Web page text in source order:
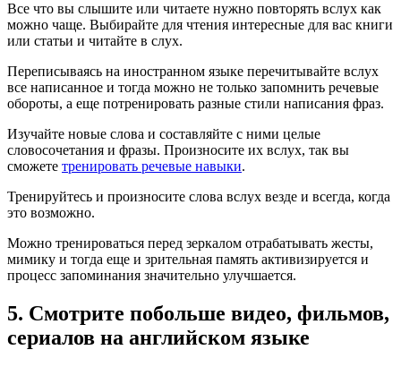
Все что вы слышите или читаете нужно повторять вслух как
можно чаще. Выбирайте для чтения интересные для вас книги
или статьи и читайте в слух.
Переписываясь на иностранном языке перечитывайте вслух
все написанное и тогда можно не только запомнить речевые
обороты, а еще потренировать разные стили написания фраз.
Изучайте новые слова и составляйте с ними целые
словосочетания и фразы. Произносите их вслух, так вы
сможете тренировать речевые навыки.
Тренируйтесь и произносите слова вслух везде и всегда, когда
это возможно.
Можно тренироваться перед зеркалом отрабатывать жесты,
мимику и тогда еще и зрительная память активизируется и
процесс запоминания значительно улучшается.
5. Смотрите побольше видео, фильмов,
сериалов на английском языке